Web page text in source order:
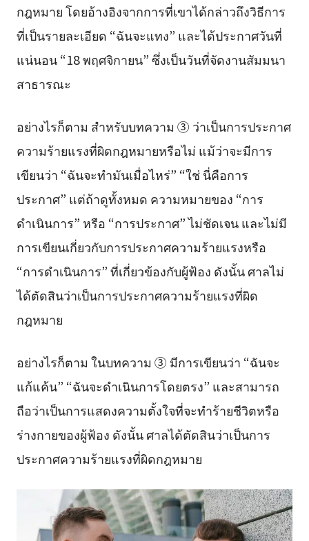
กฎหมาย โดยอ้างอิงจากการที่เขาได้กล่าวถึงวิธีการ
ที่เป็นรายละเอียด “ฉันจะแทง” และได้ประกาศวันที่
แน่นอน “18 พฤศจิกายน” ซึ่งเป็นวันที่จัดงานสัมมนา
สาธารณะ
อย่างไรก็ตาม สำหรับบทความ ③ ว่าเป็นการประกาศ
ความร้ายแรงที่ผิดกฎหมายหรือไม่ แม้ว่าจะมีการ
เขียนว่า “ฉันจะทำมันเมื่อไหร่” “ใช่ นี่คือการ
ประกาศ” แต่ถ้าดูทั้งหมด ความหมายของ “การ
ดำเนินการ” หรือ “การประกาศ” ไม่ชัดเจน และไม่มี
การเขียนเกี่ยวกับการประกาศความร้ายแรงหรือ
“การดำเนินการ” ที่เกี่ยวข้องกับผู้ฟ้อง ดังนั้น ศาลไม่
ได้ตัดสินว่าเป็นการประกาศความร้ายแรงที่ผิด
กฎหมาย
อย่างไรก็ตาม ในบทความ ③ มีการเขียนว่า “ฉันจะ
แก้แค้น” “ฉันจะดำเนินการโดยตรง” และสามารถ
ถือว่าเป็นการแสดงความตั้งใจที่จะทำร้ายชีวิตหรือ
ร่างกายของผู้ฟ้อง ดังนั้น ศาลได้ตัดสินว่าเป็นการ
ประกาศความร้ายแรงที่ผิดกฎหมาย